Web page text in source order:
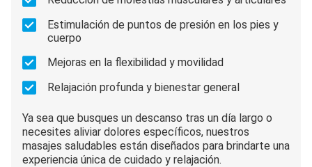
Estimulación de puntos de presión en los pies y
cuerpo
Mejoras en la flexibilidad y movilidad
Relajación profunda y bienestar general
Ya sea que busques un descanso tras un día largo o
necesites aliviar dolores específicos, nuestros
masajes saludables están diseñados para brindarte una
experiencia única de cuidado y relajación.